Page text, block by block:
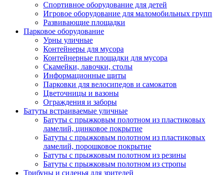
Спортивное оборудование для детей
Игровое оборудование для маломобильных групп
Развивающие площадки
Парковое оборудование
Урны уличные
Контейнеры для мусора
Контейнерные площадки для мусора
Скамейки, лавочки, столы
Информационные щиты
Парковки для велосипедов и самокатов
Цветочницы и вазоны
Ограждения и заборы
Батуты встраиваемые уличные
Батуты с прыжковым полотном из пластиковых
ламелий, цинковое покрытие
Батуты с прыжковым полотном из пластиковых
ламелий, порошковое покрытие
Батуты с прыжковым полотном из резины
Батуты с прыжковым полотном из стропы
Трибуны и сиденья для зрителей